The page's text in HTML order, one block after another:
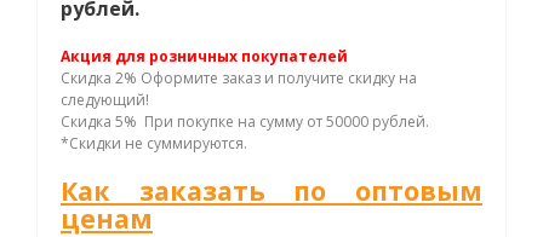
рублей.
Акция для розничных покупателей
Скидка 2% Оформите заказ и получите скидку на
следующий!
Скидка 5% При покупке на сумму от 50000 рублей.
*Скидки не суммируются.
Как заказать по оптовым
ценам